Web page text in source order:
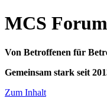
MCS Forum
Von Betroffenen für
Gemeinsam stark seit
Zum Inhalt